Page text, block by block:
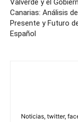
Valverde y el
Canarias: Análisis
Presente y Futuro
Español
Noticias, twitter,